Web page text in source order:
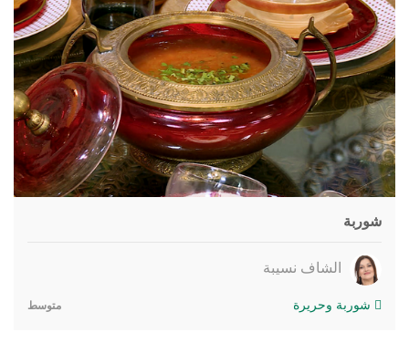
شوربة
الشاف نسيبة
شوربة وحريرة متوسط